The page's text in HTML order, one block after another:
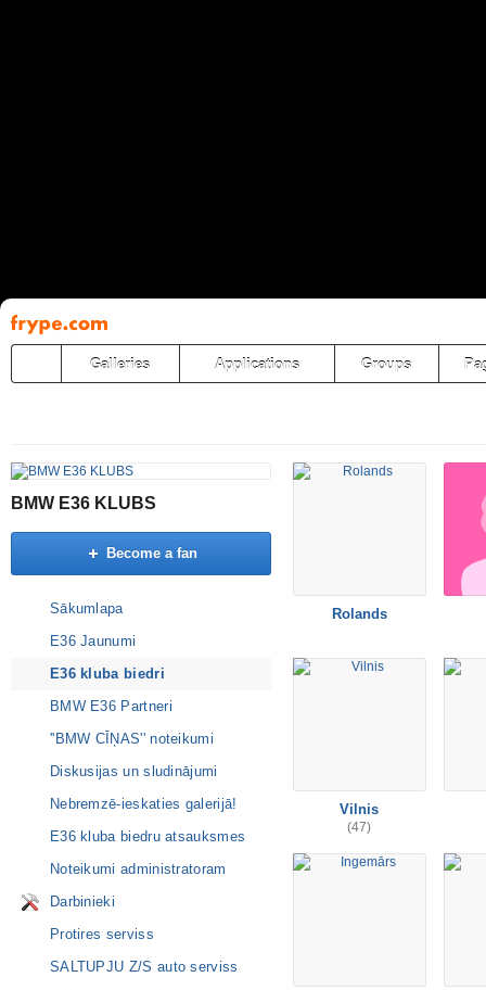
Pāriet
uz
saturu
Galleries Applications Groups
BMW E36 KLUBS
Become a fan
Sākumlapa
E36 Jaunumi
E36 kluba biedri
BMW E36 Partneri
''BMW CĪŅAS'' noteikumi
Diskusijas un sludinājumi
Nebremzē-ieskaties galerijā!
E36 kluba biedru atsauksmes
Noteikumi administratoram
Darbinieki
Protires serviss
SALTUPJU Z/S auto serviss
Rolands
Vilnis
(47)